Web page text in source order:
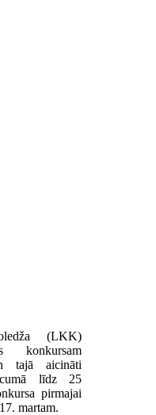
(LKK)
konkursam
tajā aicināti
līdz 25
pirmajai
martam.